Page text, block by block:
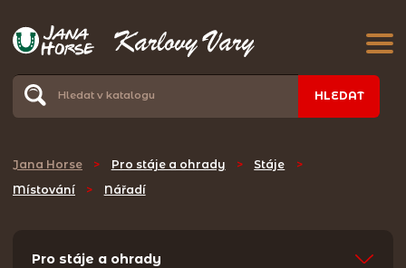
HLEDAT
Jana Horse > Pro stáje a ohrady > Stáje
>
Místování
> Nářadí
Pro stáje a ohrady